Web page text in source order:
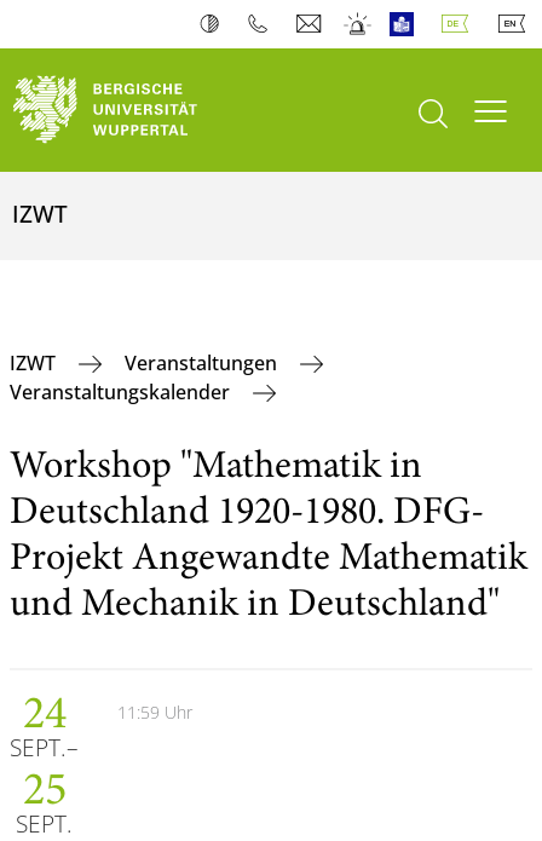
Suche öffnen
IZWT
IZWT
Veranstaltungen
Veranstaltungskalender
Workshop "Mathematik in
Deutschland 1920-1980. DFG-
Projekt Angewandte Mathematik
und Mechanik in Deutschland"
24
SEPT.
25
SEPT.
11:59 Uhr